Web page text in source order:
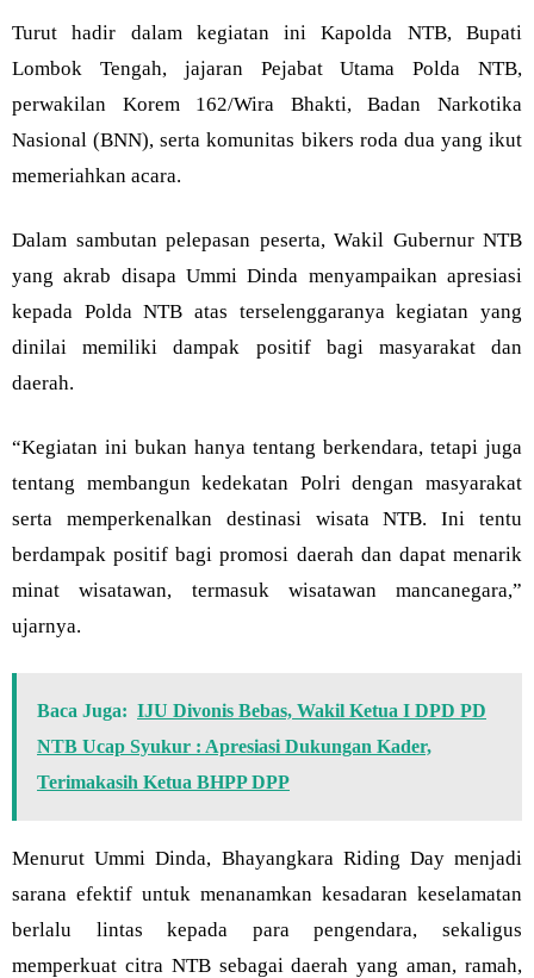
Turut hadir dalam kegiatan ini Kapolda NTB, Bupati
Lombok Tengah, jajaran Pejabat Utama Polda NTB,
perwakilan Korem 162/Wira Bhakti, Badan Narkotika
Nasional (BNN), serta komunitas bikers roda dua yang ikut
memeriahkan acara.
Dalam sambutan pelepasan peserta, Wakil Gubernur NTB
yang akrab disapa Ummi Dinda menyampaikan apresiasi
kepada Polda NTB atas terselenggaranya kegiatan yang
dinilai memiliki dampak positif bagi masyarakat dan
daerah.
“Kegiatan ini bukan hanya tentang berkendara, tetapi juga
tentang membangun kedekatan Polri dengan masyarakat
serta memperkenalkan destinasi wisata NTB. Ini tentu
berdampak positif bagi promosi daerah dan dapat menarik
minat wisatawan, termasuk wisatawan mancanegara,”
ujarnya.
Baca Juga: IJU Divonis Bebas, Wakil Ketua I DPD PD
NTB Ucap Syukur : Apresiasi Dukungan Kader,
Terimakasih Ketua BHPP DPP
Menurut Ummi Dinda, Bhayangkara Riding Day menjadi
sarana efektif untuk menanamkan kesadaran keselamatan
berlalu lintas kepada para pengendara, sekaligus
memperkuat citra NTB sebagai daerah yang aman, ramah,